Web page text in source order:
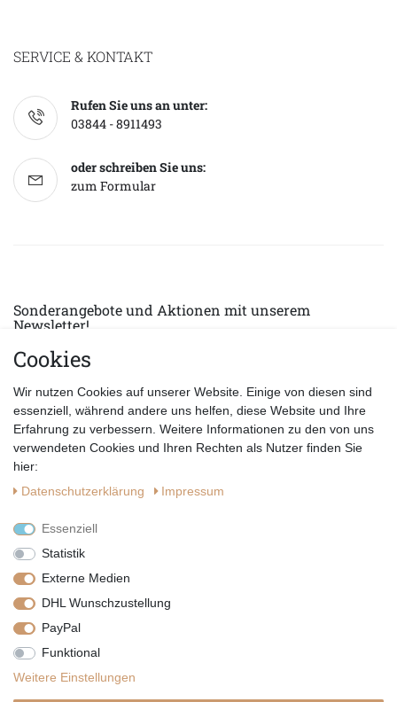
SERVICE & KONTAKT
Rufen Sie uns an unter:
03844 - 8911493
oder schreiben Sie uns:
zum Formular
Sonderangebote und Aktionen mit unserem
Newsletter!
E-MAIL *
Datenschutzerklärung
Vertrag widerrufen
Copyright by Telli´s Welt
Cookies
Wir nutzen Cookies auf unserer Website. Einige von diesen sind
essenziell, während andere uns helfen, diese Website und Ihre
Erfahrung zu verbessern. Weitere Informationen zu den von uns
verwendeten Cookies und Ihren Rechten als Nutzer finden Sie
hier:
Daten­schutz­erklärung
Impressum
Essenziell
Statistik
Externe Medien
DHL Wunschzustellung
PayPal
Funktional
Weitere Einstellungen